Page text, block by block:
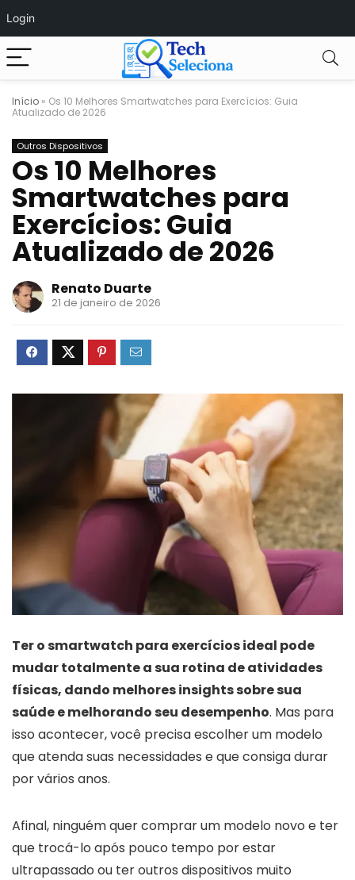
Login
Início » Os 10 Melhores Smartwatches para Exercícios: Guia
Atualizado de 2026
Outros Dispositivos
Os 10 Melhores
Smartwatches para
Exercícios: Guia
Atualizado de 2026
Renato Duarte
21 de janeiro de 2026
Ter o smartwatch para exercícios ideal pode
mudar totalmente a sua rotina de atividades
físicas, dando melhores insights sobre sua
saúde e melhorando seu desempenho. Mas para
isso acontecer, você precisa escolher um modelo
que atenda suas necessidades e que consiga durar
por vários anos.
Afinal, ninguém quer comprar um modelo novo e ter
que trocá-lo após pouco tempo por estar
ultrapassado ou ter outros dispositivos muito